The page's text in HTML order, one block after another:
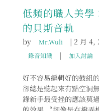
低頻的職人美學
的貝斯音軌
by Mr.Wuli | 2 月 4,
錄音知識 | 加入討論
好不容易編輯好的鼓組
卻總是聽起來有點空洞
錄新手最受挫的應該莫